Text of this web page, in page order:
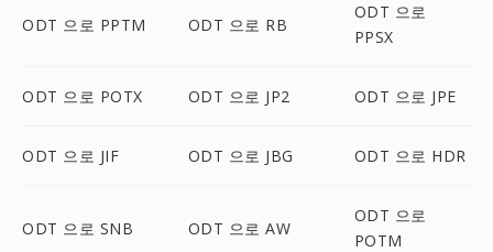
ODT 으로 PPTM ODT 으로 RB
ODT 으로
PPSX
ODT 으로 POTX ODT 으로 JP2 ODT 으로 JPE
ODT 으로 JIF ODT 으로 JBG ODT 으로 HDR
ODT 으로 SNB ODT 으로 AW
ODT 으로
POTM